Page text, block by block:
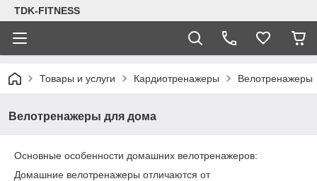
TDK-FITNESS
Товары и услуги Кардиотренажеры Велотренажеры
Велотренажеры для дома
Основные особенности домашних велотренажеров:
Домашние велотренажеры отличаются от